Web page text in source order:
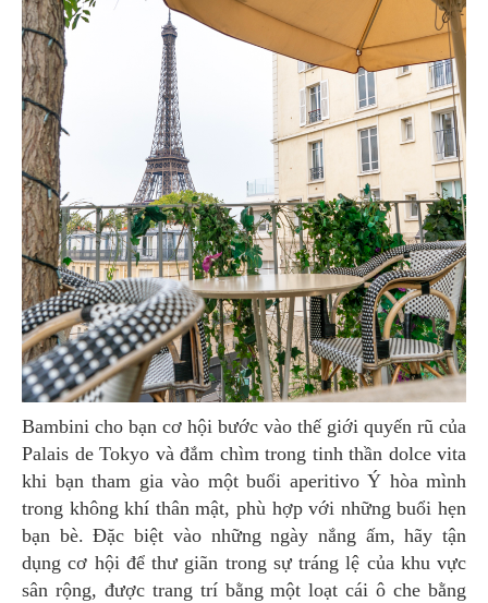
Bambini cho bạn cơ hội bước vào thế giới quyến rũ của
Palais de Tokyo và đắm chìm trong tinh thần dolce vita
khi bạn tham gia vào một buổi aperitivo Ý hòa mình
trong không khí thân mật, phù hợp với những buổi hẹn
bạn bè. Đặc biệt vào những ngày nắng ấm, hãy tận
dụng cơ hội để thư giãn trong sự tráng lệ của khu vực
sân rộng, được trang trí bằng một loạt cái ô che bằng